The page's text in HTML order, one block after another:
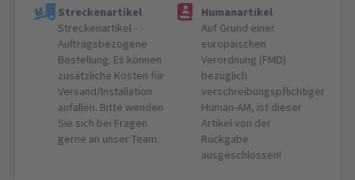
Streckenartikel
Streckenartikel -
Auftragsbezogene
Bestellung. Es können
zusätzliche Kosten für
Versand/Installation
anfallen. Bitte wenden
Sie sich bei Fragen
gerne an unser Team.
Humanartikel
Auf Grund einer
europäischen
Verordnung (FMD)
bezüglich
verschreibungspflichtiger
Human-AM, ist dieser
Artikel von der
Rückgabe
ausgeschlossen!